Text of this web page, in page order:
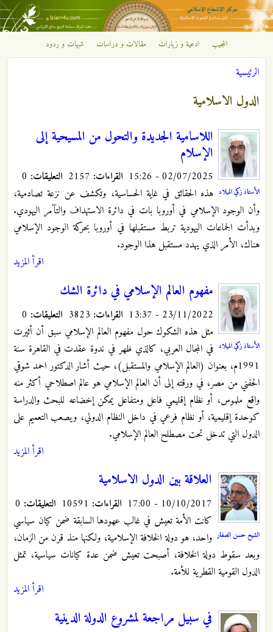
تجاوز إلى المحتوى الرئيسي
مركز
الإشعاع
الإسلامي
المجيب ادعية و زيارات مقالات و دراسات شبهات و ردود
أنت هنا
الرئيسية
الدول الاسلامية
الأستاذ زكي الميلاد
اللاسامية الجديدة والتحول من المسيحية إلى
الإسلام
02/07/2025 - 15:26 القراءات: التعليقات:
هذه الحقائق في غاية الحساسية، وتكشف عن نزعة تصادمية،
وأن الوجود الإسلامي في أوروبا بات في دائرة الاستهداف والتآمر اليهودي.
وبدأت الجماعات اليهودية تربط مستقبلها في أوروبا بحركة الوجود الإسلامي
هناك، الأمر الذي يهدد مستقبل هذا الوجود.
اقرأ المزيد
الأستاذ زكي الميلاد
مفهوم العالم الإسلامي في دائرة الشك
23/11/2022 - 13:37 القراءات: التعليقات:
مثل هذه الشكوك حول مفهوم العالم الإسلامي سبق أن أثيرت
في المجال العربي، كالذي ظهر في ندوة عقدت في القاهرة سنة
1991م، بعنوان (العالم الإسلامي والمستقبل)، حيث أشار الدكتور احمد شوقي
الحفني من مصر، في ورقته إلى أن العالم الإسلامي هو عالم اصطلاحي أكثر منه
واقع ملموس، أو نظام إقليمي فاعل ومتفاعل يمكن إخضاعه للبحث والدراسة
كوحدة إقليمية، أو نظام فرعي في داخل النظام الدولي، ويصعب التعميم على
الدول التي تدخل تحت مصطلح العالم الإسلامي.
اقرأ المزيد
الشيخ حسن الصفار
العلاقة بين الدول الاسلامية
10/10/2017 - 17:00 القراءات: التعليقات:
كانت الأمة تعيش في غالب عهودها السابقة ضمن كيان سياسي
واحد، هو دولة الخلافة الإسلامية، ولكنها منذ قرن من الزمان،
وبعد سقوط دولة الخلافة، أصبحت تعيش ضمن عدة كيانات سياسية، تمثل
الدول القومية القطرية للأمة.
اقرأ المزيد
في سبيل مراجعة لمشروع الدولة الدينية